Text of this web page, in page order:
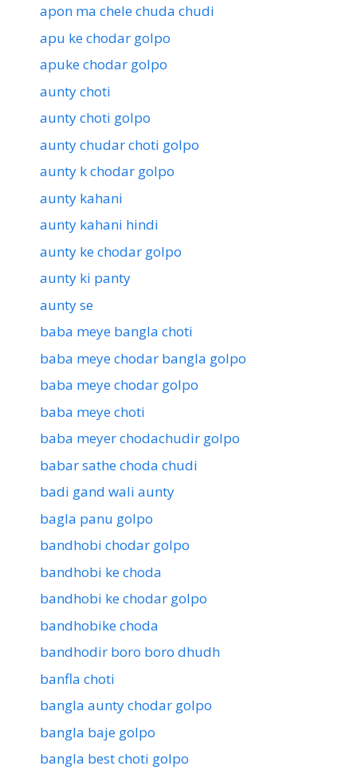
apon ma chele chuda chudi
apu ke chodar golpo
apuke chodar golpo
aunty choti
aunty choti golpo
aunty chudar choti golpo
aunty k chodar golpo
aunty kahani
aunty kahani hindi
aunty ke chodar golpo
aunty ki panty
aunty se
baba meye bangla choti
baba meye chodar bangla golpo
baba meye chodar golpo
baba meye choti
baba meyer chodachudir golpo
babar sathe choda chudi
badi gand wali aunty
bagla panu golpo
bandhobi chodar golpo
bandhobi ke choda
bandhobi ke chodar golpo
bandhobike choda
bandhodir boro boro dhudh
banfla choti
bangla aunty chodar golpo
bangla baje golpo
bangla best choti golpo